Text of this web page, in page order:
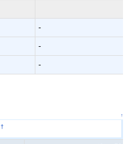
-
-
-
↑
†